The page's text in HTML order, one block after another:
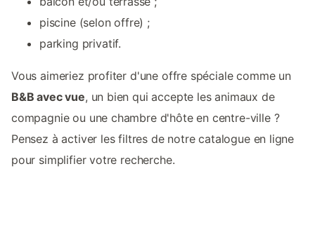
piscine (selon offre) ;
parking privatif.
Vous aimeriez profiter d'une offre spéciale comme un
B&B avec vue, un bien qui accepte les animaux de
compagnie ou une chambre d'hôte en centre-ville ?
Pensez à activer les filtres de notre catalogue en ligne
pour simplifier votre recherche.